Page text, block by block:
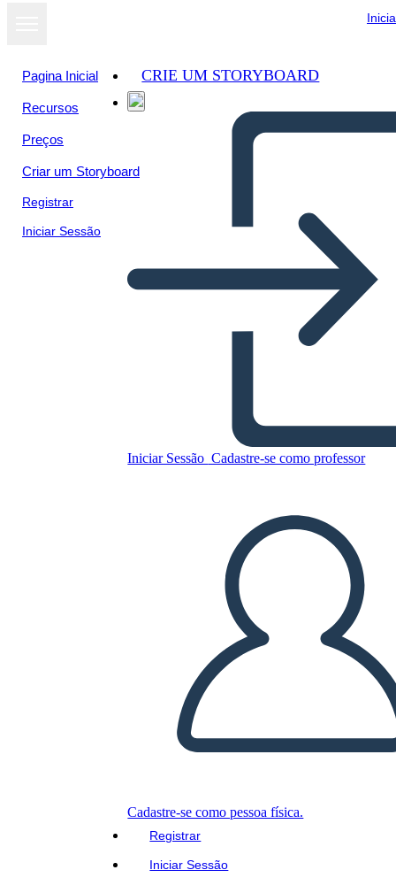
Pagina Inicial
Recursos
Preços
Criar um Storyboard
Registrar
Iniciar Sessão
CRIE UM STORYBOARD
Iniciar Sessão Cadastre-se como professor
Cadastre-se como pessoa física.
Registrar
Iniciar Sessão
La inteligencia emocional -
Daniel Goleman
Copie este storyboard
CRIAR UM STORYBOARD
REPRODUZIR APRESENTAÇÃO DE SLIDES
LEIA PRA MIM
Ver como
apresentação